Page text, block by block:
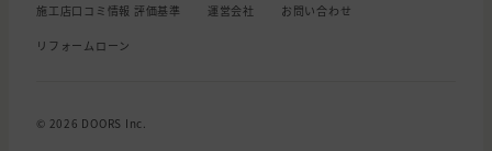
施工店口コミ情報 評価基準 運営会社 お問い合わせ
リフォームローン
© 2026 DOORS Inc.